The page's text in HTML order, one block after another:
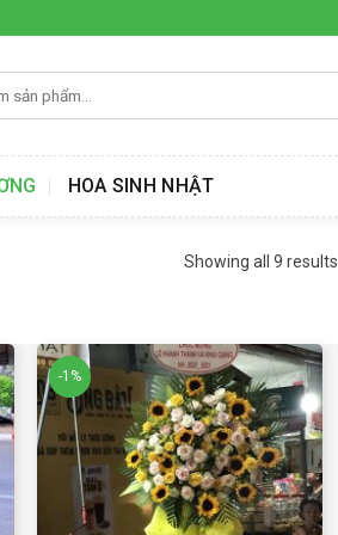
HOA SINH NHẬT
Showing all 9 results
-1%